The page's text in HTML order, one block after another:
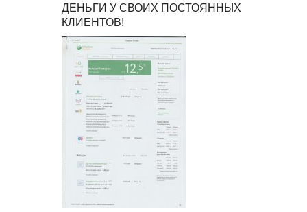
ДЕНЬГИ У СВОИХ ПОСТОЯННЫХ
КЛИЕНТОВ!